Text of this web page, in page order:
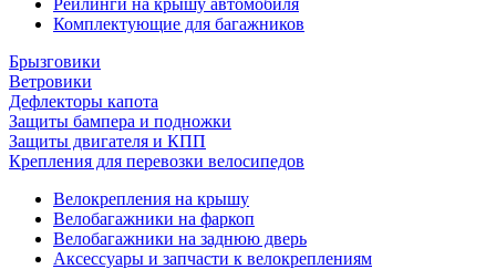
Рейлинги на крышу автомобиля
Комплектующие для багажников
Брызговики
Ветровики
Дефлекторы капота
Защиты бампера и подножки
Защиты двигателя и КПП
Крепления для перевозки велосипедов
Велокрепления на крышу
Велобагажники на фаркоп
Велобагажники на заднюю дверь
Аксессуары и запчасти к велокреплениям